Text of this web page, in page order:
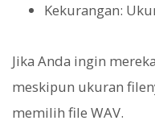
Kekurangan:
Jika Anda ingin
meskipun ukuran
memilih file WAV.